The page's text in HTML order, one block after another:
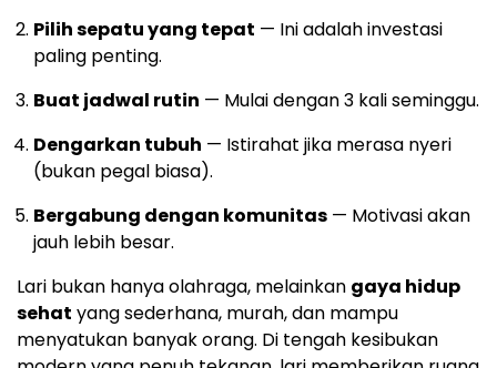
Pilih sepatu yang tepat — Ini adalah investasi
paling penting.
Buat jadwal rutin — Mulai dengan 3 kali seminggu.
Dengarkan tubuh — Istirahat jika merasa nyeri
(bukan pegal biasa).
Bergabung dengan komunitas — Motivasi akan
jauh lebih besar.
Lari bukan hanya olahraga, melainkan gaya hidup
sehat yang sederhana, murah, dan mampu
menyatukan banyak orang. Di tengah kesibukan